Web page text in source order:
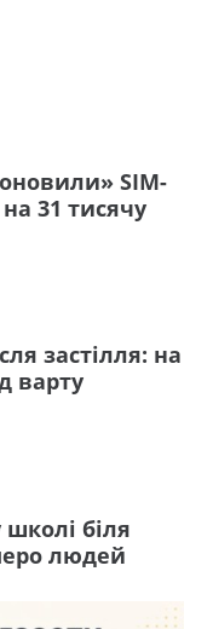
SIM-
31 тисячу
застілля: на
варту
школі біля
людей